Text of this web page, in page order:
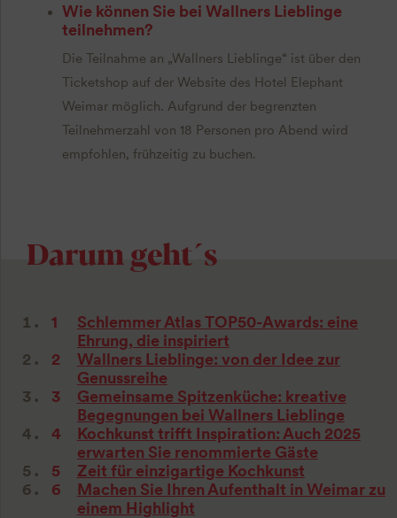
Wie können Sie bei Wallners Lieblinge
teilnehmen?
Die Teilnahme an „Wallners Lieblinge“ ist über den
Ticketshop auf der Website des Hotel Elephant
Weimar möglich. Aufgrund der begrenzten
Teilnehmerzahl von 18 Personen pro Abend wird
empfohlen, frühzeitig zu buchen.
Darum geht´s
Schlemmer Atlas TOP50-Awards: eine
Ehrung, die inspiriert
Wallners Lieblinge: von der Idee zur
Genussreihe
Gemeinsame Spitzenküche: kreative
Begegnungen bei Wallners Lieblinge
Kochkunst trifft Inspiration: Auch 2025
erwarten Sie renommierte Gäste
Zeit für einzigartige Kochkunst
Machen Sie Ihren Aufenthalt in Weimar zu
einem Highlight